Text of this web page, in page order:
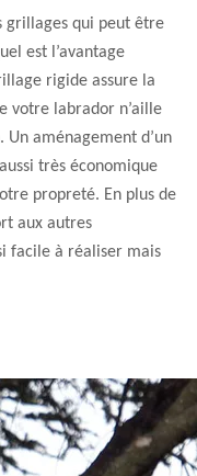
grillages qui peut être
est l’avantage
rigide assure la
votre labrador n’aille
aménagement d’un
très économique
propreté. En plus de
aux autres
facile à réaliser mais